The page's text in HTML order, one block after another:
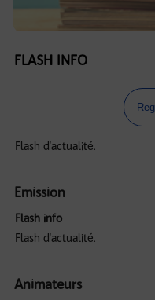
FLASH INFO
Flash d'actualité.
Emission
Flash info
Flash d'actualité.
Animateurs